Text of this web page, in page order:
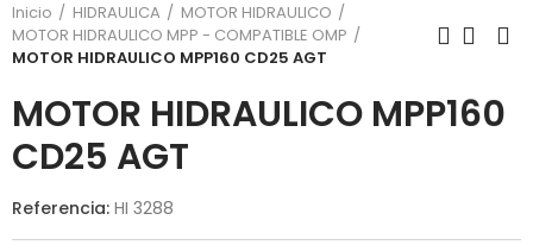
Inicio HIDRAULICA
MOTOR HIDRAULICO
MOTOR HIDRAULICO MPP - COMPATIBLE OMP
MOTOR HIDRAULICO MPP160 CD25 AGT
MOTOR HIDRAULICO MPP160
CD25 AGT
Referencia: HI 3288